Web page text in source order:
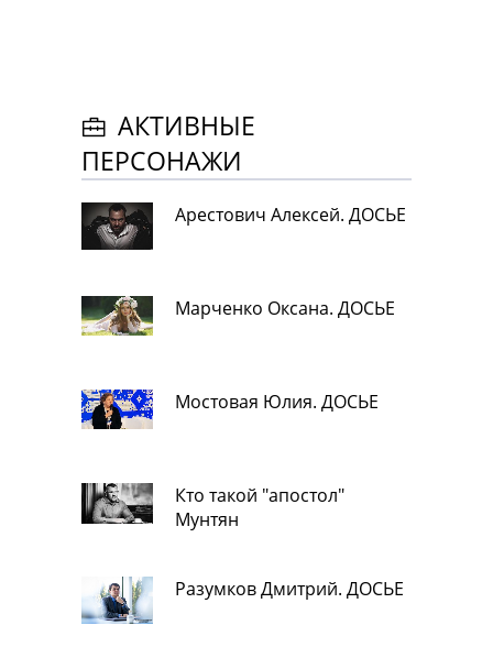
АКТИВНЫЕ
ПЕРСОНАЖИ
Арестович Алексей. ДОСЬЕ
Марченко Оксана. ДОСЬЕ
Мостовая Юлия. ДОСЬЕ
Кто такой "апостол"
Мунтян
Разумков Дмитрий. ДОСЬЕ